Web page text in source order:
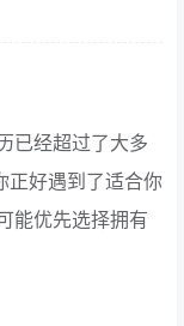
已经超过了大多
好遇到了适合你
能优先选择拥有